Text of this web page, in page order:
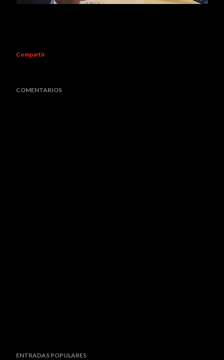
Compartir
COMENTARIOS
ENTRADAS POPULARES